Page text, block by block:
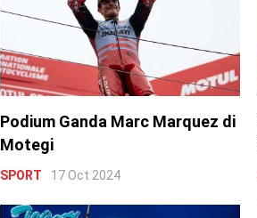
Podium Ganda Marc Marquez di
Motegi
SPORT 17 Oct 2024